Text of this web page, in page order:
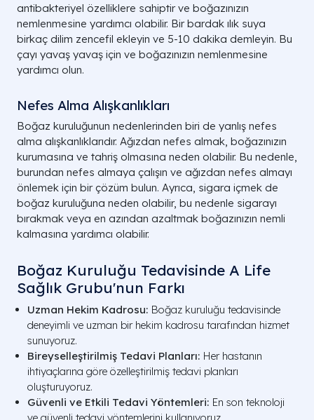
antibakteriyel özelliklere sahiptir ve boğazınızın
nemlenmesine yardımcı olabilir. Bir bardak ılık suya
birkaç dilim zencefil ekleyin ve 5-10 dakika demleyin. Bu
çayı yavaş yavaş için ve boğazınızın nemlenmesine
yardımcı olun.
Nefes Alma Alışkanlıkları
Boğaz kuruluğunun nedenlerinden biri de yanlış nefes
alma alışkanlıklarıdır. Ağızdan nefes almak, boğazınızın
kurumasına ve tahriş olmasına neden olabilir. Bu nedenle,
burundan nefes almaya çalışın ve ağızdan nefes almayı
önlemek için bir çözüm bulun. Ayrıca, sigara içmek de
boğaz kuruluğuna neden olabilir, bu nedenle sigarayı
bırakmak veya en azından azaltmak boğazınızın nemli
kalmasına yardımcı olabilir.
Boğaz Kuruluğu Tedavisinde A Life
Sağlık Grubu'nun Farkı
Uzman Hekim Kadrosu: Boğaz kuruluğu tedavisinde
deneyimli ve uzman bir hekim kadrosu tarafından hizmet
sunuyoruz.
Bireyselleştirilmiş Tedavi Planları: Her hastanın
ihtiyaçlarına göre özelleştirilmiş tedavi planları
oluşturuyoruz.
Güvenli ve Etkili Tedavi Yöntemleri: En son teknoloji